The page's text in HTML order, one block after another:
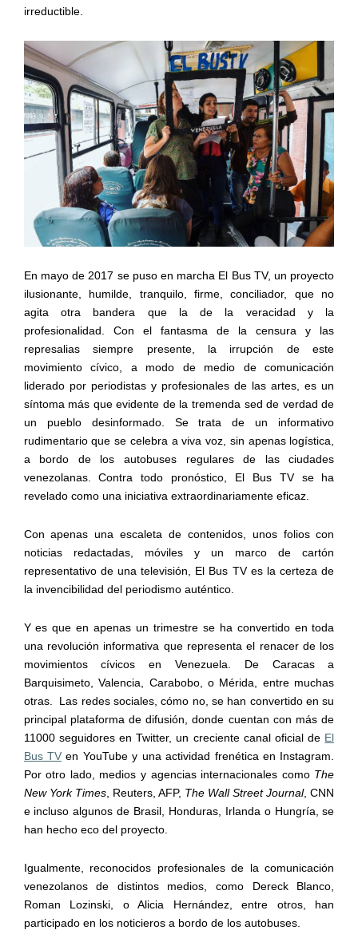
irreductible.
En mayo de 2017 se puso en marcha El Bus TV, un proyecto
ilusionante, humilde, tranquilo, firme, conciliador, que no
agita otra bandera que la de la veracidad y la
profesionalidad. Con el fantasma de la censura y las
represalias siempre presente, la irrupción de este
movimiento cívico, a modo de medio de comunicación
liderado por periodistas y profesionales de las artes, es un
síntoma más que evidente de la tremenda sed de verdad de
un pueblo desinformado. Se trata de un informativo
rudimentario que se celebra a viva voz, sin apenas logística,
a bordo de los autobuses regulares de las ciudades
venezolanas. Contra todo pronóstico, El Bus TV se ha
revelado como una iniciativa extraordinariamente eficaz.
Con apenas una escaleta de contenidos, unos folios con
noticias redactadas, móviles y un marco de cartón
representativo de una televisión, El Bus TV es la certeza de
la invencibilidad del periodismo auténtico.
Y es que en apenas un trimestre se ha convertido en toda
una revolución informativa que representa el renacer de los
movimientos cívicos en Venezuela. De Caracas a
Barquisimeto, Valencia, Carabobo, o Mérida, entre muchas
otras. Las redes sociales, cómo no, se han convertido en su
principal plataforma de difusión, donde cuentan con más de
11000 seguidores en Twitter, un creciente canal oficial de El
Bus TV en YouTube y una actividad frenética en Instagram.
Por otro lado, medios y agencias internacionales como The
New York Times, Reuters, AFP, The Wall Street Journal, CNN
e incluso algunos de Brasil, Honduras, Irlanda o Hungría, se
han hecho eco del proyecto.
Igualmente, reconocidos profesionales de la comunicación
venezolanos de distintos medios, como Dereck Blanco,
Roman Lozinski, o Alicia Hernández, entre otros, han
participado en los noticieros a bordo de los autobuses.